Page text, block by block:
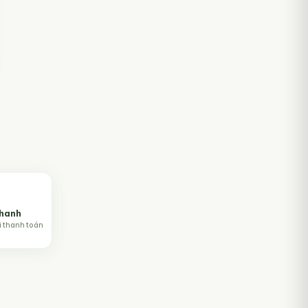
thanh toán